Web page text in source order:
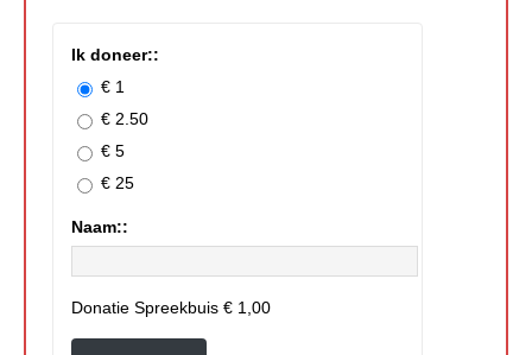
Ik doneer::
€ 1
€ 2.50
€ 5
€ 25
Naam::
Donatie Spreekbuis € 1,00